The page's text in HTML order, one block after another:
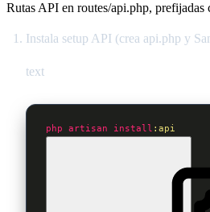
Rutas API en routes/api.php, prefijadas
Instala setup API (crea api.php y
text
php artisan install :api